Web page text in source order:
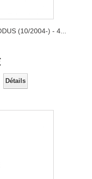
(10/2004-) - 4...
Détails